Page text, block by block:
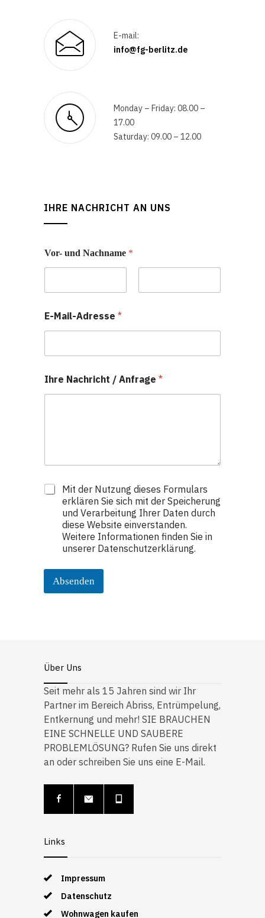
E-mail:
info@fg-berlitz.de
Monday – Friday: 08.00 –
17.00
Saturday: 09.00 – 12.00
IHRE NACHRICHT AN UNS
Vor- und Nachname *
E-Mail-Adresse *
Ihre Nachricht / Anfrage *
D
h
Mit der Nutzung dieses Formulars
erklären Sie sich mit der Speicherung
und Verarbeitung Ihrer Daten durch
diese Website einverstanden.
Weitere Informationen finden Sie in
unserer Datenschutzerklärung.
Absenden
Über Uns
Seit mehr als 15 Jahren sind wir Ihr
Partner im Bereich Abriss, Entrümpelung,
Entkernung und mehr! SIE BRAUCHEN
EINE SCHNELLE UND SAUBERE
PROBLEMLÖSUNG? Rufen Sie uns direkt
an oder schreiben Sie uns eine E-Mail.
Links
Impressum
Datenschutz
Wohnwagen kaufen